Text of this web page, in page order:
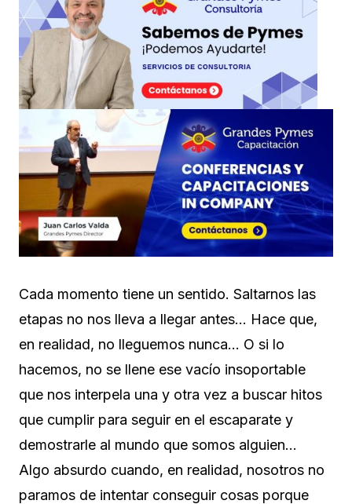
Cada momento tiene un sentido. Saltarnos las
etapas no nos lleva a llegar antes… Hace que,
en realidad, no lleguemos nunca… O si lo
hacemos, no se llene ese vacío insoportable
que nos interpela una y otra vez a buscar hitos
que cumplir para seguir en el escaparate y
demostrarle al mundo que somos alguien…
Algo absurdo cuando, en realidad, nosotros no
paramos de intentar conseguir cosas porque